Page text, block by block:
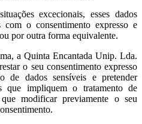
excecionais, esses dados
com o consentimento expresso e
por outra forma equivalente.
a Quinta Encantada Unip. Lda.
o seu consentimento expresso
de dados sensíveis e pretender
que impliquem o tratamento de
modificar previamente o seu